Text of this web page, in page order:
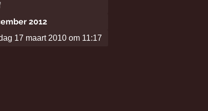
2012
17 maart 2010 om 11:17